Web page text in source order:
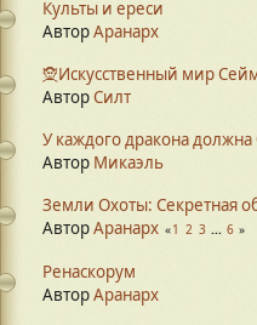
Культы и ереси
АвторАранарх
🧝Искусственный мир
АвторСилт
У каждого дракона
Автор Микаэль
Земли Охоты: Секретная
АвторАранарх 1 2 3 ... 6
Ренаскорум
АвторАранарх